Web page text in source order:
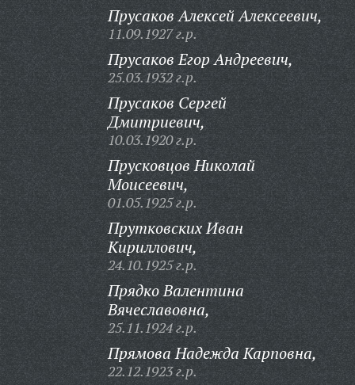
Прусаков Алексей Алексеевич,
11.09.1927 г.р.
Прусаков Егор Андреевич,
25.03.1932 г.р.
Прусаков Сергей
Дмитриевич,
10.03.1920 г.р.
Прусковцов Николай
Моисеевич,
01.05.1925 г.р.
Прутковских Иван
Кириллович,
24.10.1925 г.р.
Прядко Валентина
Вячеславовна,
25.11.1924 г.р.
Прямова Надежда Карповна,
22.12.1923 г.р.